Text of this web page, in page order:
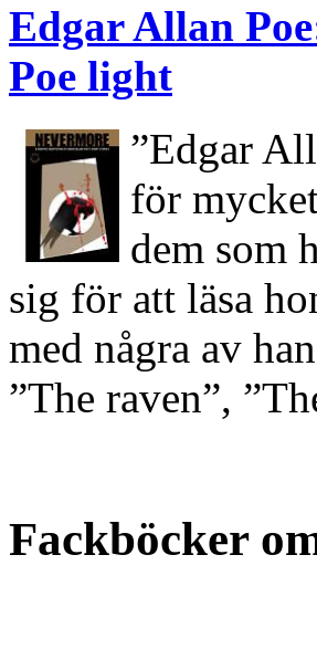
Edgar Allan
Poe light
”Edgar
för
dem som
sig för att läsa
med några av
”The raven”,
Fackböcker